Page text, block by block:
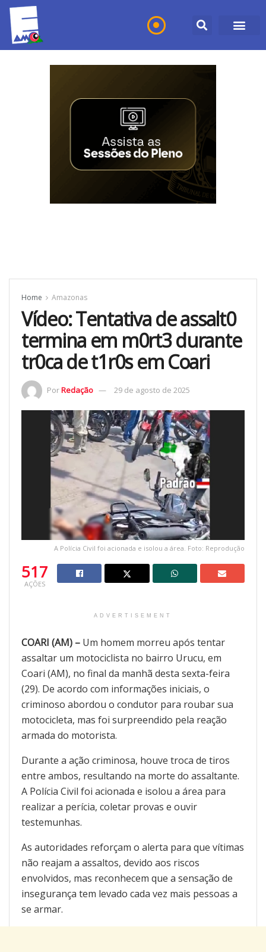
Home Amazonas
Vídeo: Tentativa de assalt0
termina em m0rt3 durante
tr0ca de t1r0s em Coari
PorRedação 29 de agosto de 2025
A Polícia Civil foi acionada e isolou a área. Foto: Reprodução
517
AÇÕES
ADVERTISEMENT
COARI (AM) – Um homem morreu após tentar
assaltar um motociclista no bairro Urucu, em
Coari (AM), no final da manhã desta sexta-feira
(29). De acordo com informações iniciais, o
criminoso abordou o condutor para roubar sua
motocicleta, mas foi surpreendido pela reação
armada do motorista.
Durante a ação criminosa, houve troca de tiros
entre ambos, resultando na morte do assaltante.
A Polícia Civil foi acionada e isolou a área para
realizar a perícia, coletar provas e ouvir
testemunhas.
As autoridades reforçam o alerta para que vítimas
não reajam a assaltos, devido aos riscos
envolvidos, mas reconhecem que a sensação de
insegurança tem levado cada vez mais pessoas a
se armar.